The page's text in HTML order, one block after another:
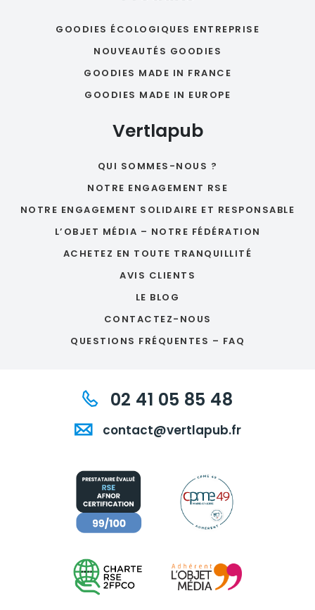
GOODIES ÉCOLOGIQUES ENTREPRISE
NOUVEAUTÉS GOODIES
GOODIES MADE IN FRANCE
GOODIES MADE IN EUROPE
Vertlapub
QUI SOMMES-NOUS ?
NOTRE ENGAGEMENT RSE
NOTRE ENGAGEMENT SOLIDAIRE ET RESPONSABLE
L’OBJET MÉDIA – NOTRE FÉDÉRATION
ACHETEZ EN TOUTE TRANQUILLITÉ
AVIS CLIENTS
LE BLOG
CONTACTEZ-NOUS
QUESTIONS FRÉQUENTES – FAQ
02 41 05 85 48
contact@vertlapub.fr